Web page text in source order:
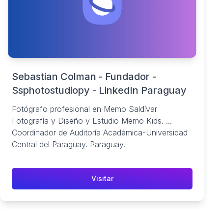
Sebastian Colman - Fundador -
Ssphotostudiopy - LinkedIn Paraguay
Fotógrafo profesional en Memo Saldívar
Fotografía y Diseño y Estudio Memo Kids. ...
Coordinador de Auditoría Académica-Universidad
Central del Paraguay. Paraguay.
Visitar